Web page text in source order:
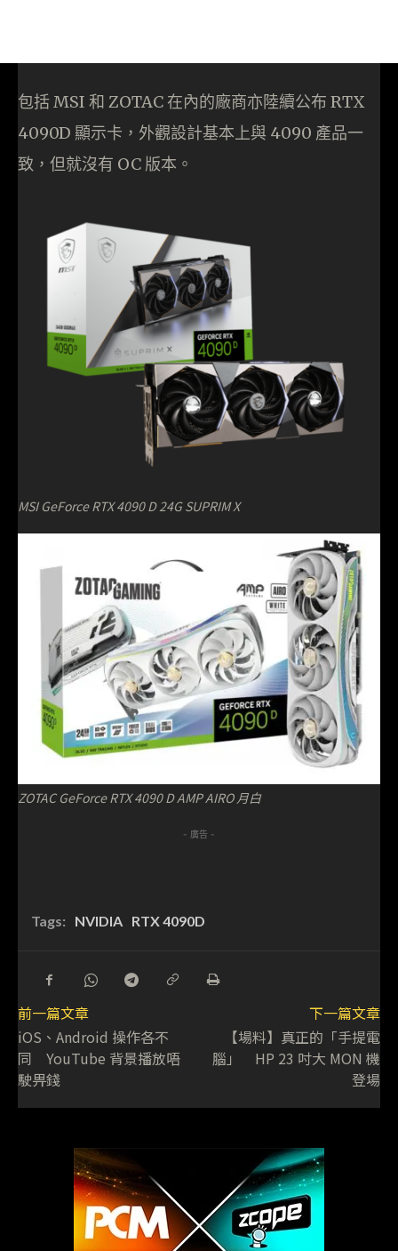
包括 MSI 和 ZOTAC 在內的廠商亦陸續公布 RTX
4090D 顯示卡，外觀設計基本上與 4090 產品一
致，但就沒有 OC 版本。
MSI GeForce RTX 4090 D 24G SUPRIM X
ZOTAC GeForce RTX 4090 D AMP AIRO 月白
- 廣告 -
Tags: NVIDIA RTX 4090D
前一篇文章
iOS、Android 操作各不
同 YouTube 背景播放唔
駛畀錢
下一篇文章
【場料】真正的「手提電
腦」 HP 23 吋大 MON 機
登場